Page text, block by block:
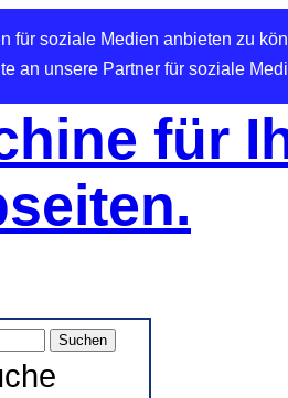
soziale Medien anbieten zu
an unsere Partner für soziale
für